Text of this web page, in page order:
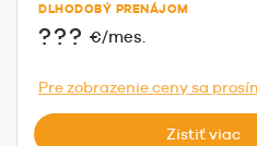
DLHODOBÝ PRENÁJOM
??? €/mes.
Pre zobrazenie ceny sa
Zistiť viac